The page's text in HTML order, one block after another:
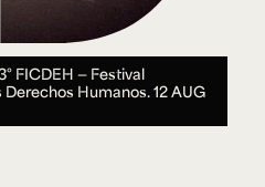
FICDEH — Festival
Derechos Humanos.12 AUG